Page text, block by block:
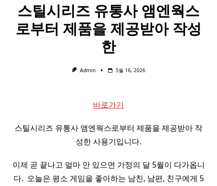
스틸시리즈 유통사 앰엔웍스
로부터 제품을 제공받아 작성
한
Admin 5월 16, 2026
바로가기
스틸시리즈 유통사 앰엔웍스로부터 제품을 제공받아 작
성한 사용기입니다.
이제 곧 끝나고 얼마 안 있으면 가정의 달 5월이 다가옵니
다. ​ 오늘은 평소 게임을 좋아하는 남친, 남편, 친구에게 5